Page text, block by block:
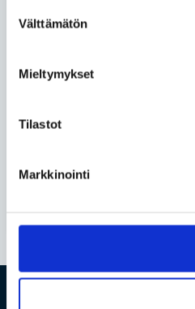
valinta
Välttämätön
Mieltymykset
Tilastot
Markkinointi
Perhe on uuden
Ruotsissa